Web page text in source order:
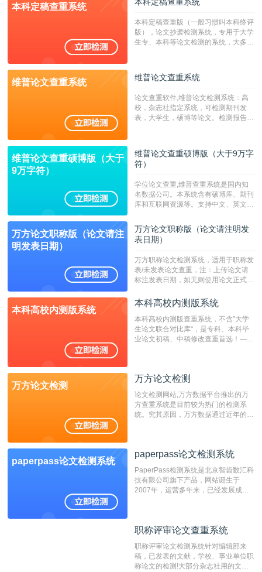
广，数据来源真实，检测算法合理!本
字符数30万）
本科定稿查重系统
本科定稿查重版（一般习惯叫本科终评
版），论文抄袭检测系统，专用于大学
生专、本科等论文检测的系统，大多数
维普论文查重系统 维普论文查重系统
论文查重软件,维普论文检测系统：高
校，杂志社指定系统，可检测期刊发
表，大学生，硕博等论文。检测报告支
维普论文查重硕博版（大于
9万字符）
维普论文查重硕博版（大于9万字
符）
学位论文查重,维普查重系统是国内知
名数据公司。本系统含有硕博库、期刊
库和互联网资源等。支持中文、英文、
定院校！！！
万方论文职称版（论文请注
明发表日期）
万方论文职称版（论文请注明发
表日期）
万方职称论文检测系统，适用于职称发
表/未发表论文查重，注：上传论文请
标注发表日期，如无则使用论文正式发
成时间作为发表日期。
本科高校内测版系统
本科高校内测版系统
本科高校内测版查重系统，不含”大学
生论文联合对比库“，是专科、本科毕
业论文初稿、中稿修改查重首选！——
万方论文检测
万方论文检测
论文检测网站,万方数据平台推出的万
方查重系统是目前较为热门的检测系
统。究其原因，万方数据通过近年的发
非。其次，相对于知网而言，万方检测
重的推荐系统。
paperpass论文检测系统
paperpass论文检测系统
PaperPass检测系统是北京智齿数汇科
技有限公司旗下产品，网站诞生于
2007年，运营多年来，已经发展成为
检测速度快、精度高，市场反映良好。
职称评审论文查重系统
职称评审论文检测系统针对编辑部来
稿，已发表的文献，学校、事业单位职
称论文的检测!大部分杂志社用的文献